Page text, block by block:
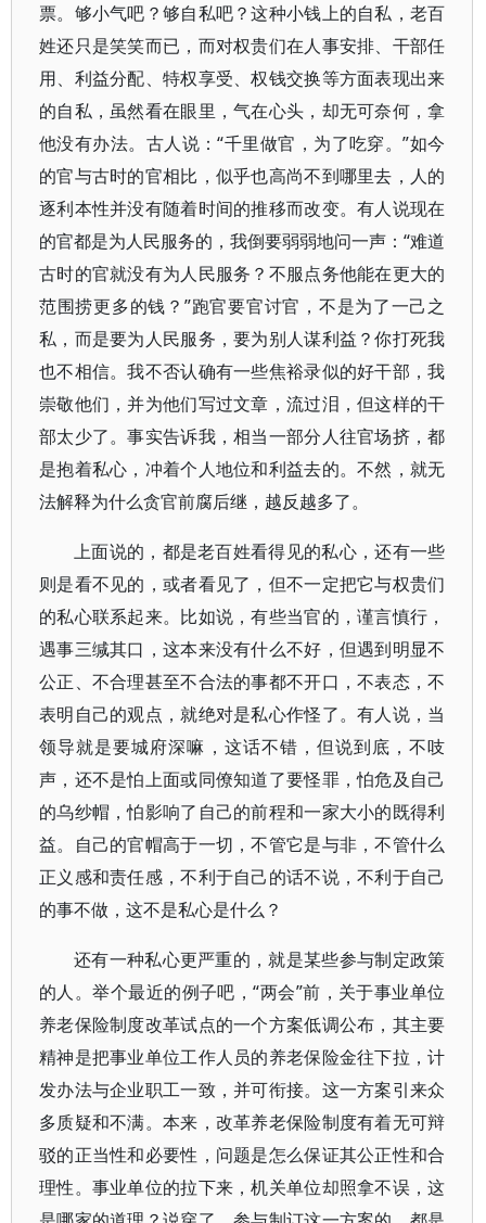
票。够小气吧？够自私吧？这种小钱上的自私，老百
姓还只是笑笑而已，而对权贵们在人事安排、干部任
用、利益分配、特权享受、权钱交换等方面表现出来
的自私，虽然看在眼里，气在心头，却无可奈何，拿
他没有办法。古人说：“千里做官，为了吃穿。”如今
的官与古时的官相比，似乎也高尚不到哪里去，人的
逐利本性并没有随着时间的推移而改变。有人说现在
的官都是为人民服务的，我倒要弱弱地问一声：“难道
古时的官就没有为人民服务？不服点务他能在更大的
范围捞更多的钱？”跑官要官讨官，不是为了一己之
私，而是要为人民服务，要为别人谋利益？你打死我
也不相信。我不否认确有一些焦裕录似的好干部，我
崇敬他们，并为他们写过文章，流过泪，但这样的干
部太少了。事实告诉我，相当一部分人往官场挤，都
是抱着私心，冲着个人地位和利益去的。不然，就无
法解释为什么贪官前腐后继，越反越多了。
上面说的，都是老百姓看得见的私心，还有一些
则是看不见的，或者看见了，但不一定把它与权贵们
的私心联系起来。比如说，有些当官的，谨言慎行，
遇事三缄其口，这本来没有什么不好，但遇到明显不
公正、不合理甚至不合法的事都不开口，不表态，不
表明自己的观点，就绝对是私心作怪了。有人说，当
领导就是要城府深嘛，这话不错，但说到底，不吱
声，还不是怕上面或同僚知道了要怪罪，怕危及自己
的乌纱帽，怕影响了自己的前程和一家大小的既得利
益。自己的官帽高于一切，不管它是与非，不管什么
正义感和责任感，不利于自己的话不说，不利于自己
的事不做，这不是私心是什么？
还有一种私心更严重的，就是某些参与制定政策
的人。举个最近的例子吧，“两会”前，关于事业单位
养老保险制度改革试点的一个方案低调公布，其主要
精神是把事业单位工作人员的养老保险金往下拉，计
发办法与企业职工一致，并可衔接。这一方案引来众
多质疑和不满。本来，改革养老保险制度有着无可辩
驳的正当性和必要性，问题是怎么保证其公正性和合
理性。事业单位的拉下来，机关单位却照拿不误，这